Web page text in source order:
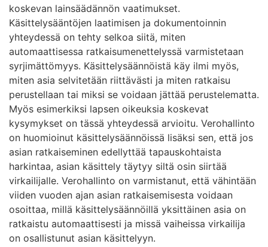
koskevan lainsäädännön vaatimukset.
Käsittelysääntöjen laatimisen ja dokumentoinnin
yhteydessä on tehty selkoa siitä, miten
automaattisessa ratkaisumenettelyssä varmistetaan
syrjimättömyys. Käsittelysäännöistä käy ilmi myös,
miten asia selvitetään riittävästi ja miten ratkaisu
perustellaan tai miksi se voidaan jättää perustelematta.
Myös esimerkiksi lapsen oikeuksia koskevat
kysymykset on tässä yhteydessä arvioitu. Verohallinto
on huomioinut käsittelysäännöissä lisäksi sen, että jos
asian ratkaiseminen edellyttää tapauskohtaista
harkintaa, asian käsittely täytyy siltä osin siirtää
virkailijalle. Verohallinto on varmistanut, että vähintään
viiden vuoden ajan asian ratkaisemisesta voidaan
osoittaa, millä käsittelysäännöillä yksittäinen asia on
ratkaistu automaattisesti ja missä vaiheissa virkailija
on osallistunut asian käsittelyyn.